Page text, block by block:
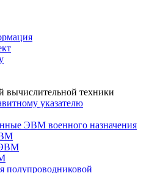
вычислительной техники
указателю
ЭВМ военного назначения
ЭВМ
полупроводниковой